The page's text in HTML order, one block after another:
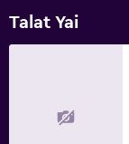
Talat Yai